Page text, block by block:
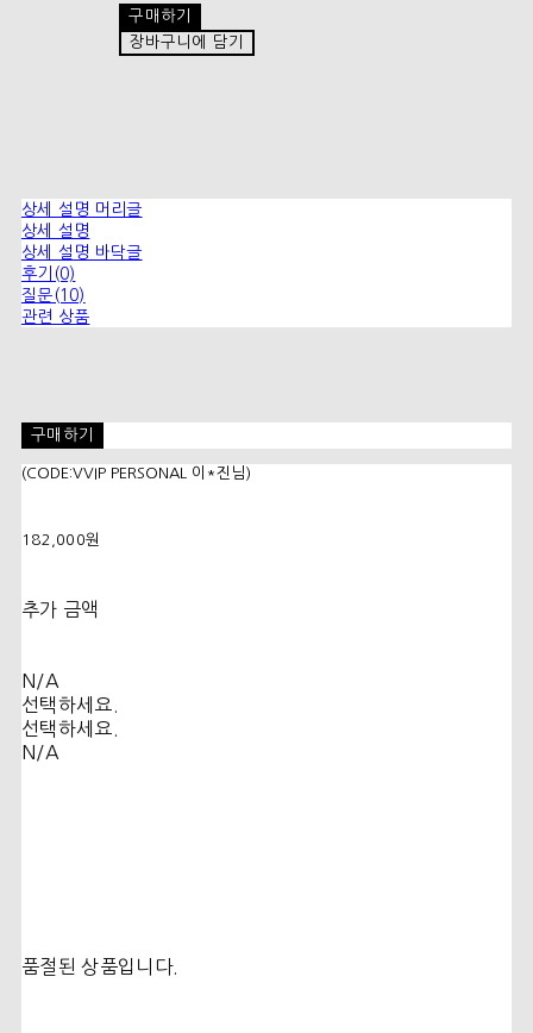
구매하기
장바구니에 담기
상세 설명 머리글
상세 설명
상세 설명 바닥글
후기(0)
질문(10)
관련 상품
구매하기
(CODE:VVIP PERSONAL 이*진님)
182,000원
추가 금액
N/A
선택하세요.
선택하세요.
N/A
품절된 상품입니다.